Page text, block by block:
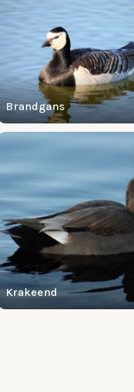
Brandgans
Krakeend